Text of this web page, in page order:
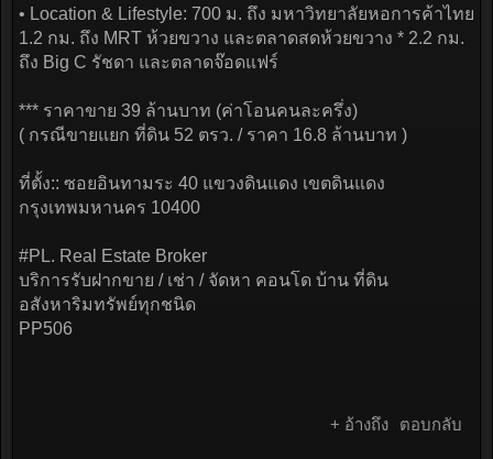
• Location & Lifestyle: 700 ม. ถึง มหาวิทยาลัยหอการค้าไทย
1.2 กม. ถึง MRT ห้วยขวาง และตลาดสดห้วยขวาง * 2.2 กม.
ถึง Big C รัชดา และตลาดจ๊อดแฟร์
*** ราคาขาย 39 ล้านบาท (ค่าโอนคนละครึ่ง)
( กรณีขายแยก ที่ดิน 52 ตรว. / ราคา 16.8 ล้านบาท )
ที่ตั้ง:: ซอยอินทามระ 40 แขวงดินแดง เขตดินแดง
กรุงเทพมหานคร 10400
#PL. Real Estate Broker
บริการรับฝากขาย / เช่า / จัดหา คอนโด บ้าน ที่ดิน
อสังหาริมทรัพย์ทุกชนิด
PP506
+ อ้างถึง ตอบกลับ